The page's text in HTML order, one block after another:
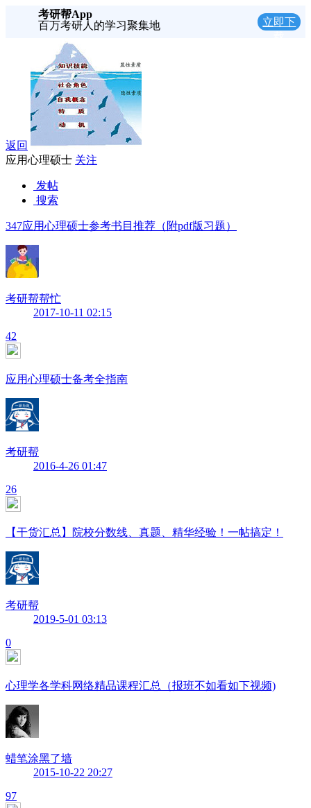
考研帮App
百万考研人的学习聚集地
立即下
返回
应用心理硕士 关注
发帖
搜索
347应用心理硕士参考书目推荐（附pdf版习题）
考研帮帮忙
2017-10-11 02:15
42
应用心理硕士备考全指南
考研帮
2016-4-26 01:47
26
【干货汇总】院校分数线、真题、精华经验！一帖搞定！
考研帮
2019-5-01 03:13
0
心理学各学科网络精品课程汇总（报班不如看如下视频)
蜡笔涂黑了墙
2015-10-22 20:27
97